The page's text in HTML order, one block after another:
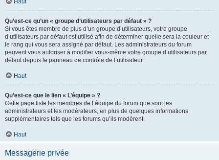
Haut
Qu’est-ce qu’un « groupe d’utilisateurs par défaut » ?
Si vous êtes membre de plus d’un groupe d’utilisateurs, votre groupe
d’utilisateurs par défaut est utilisé afin de déterminer quelle sera la couleur et
le rang qui vous sera assigné par défaut. Les administrateurs du forum
peuvent vous autoriser à modifier vous-même votre groupe d’utilisateurs par
défaut depuis le panneau de contrôle de l’utilisateur.
Haut
Qu’est-ce que le lien « L’équipe » ?
Cette page liste les membres de l’équipe du forum que sont les
administrateurs et les modérateurs, en plus de quelques informations
supplémentaires tels que les forums qu’ils modèrent.
Haut
Messagerie privée